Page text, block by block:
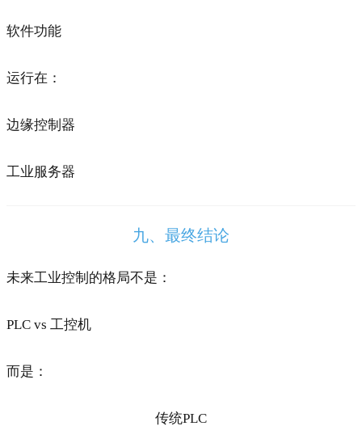
软件功能
运行在：
边缘控制器
工业服务器
九、最终结论
未来工业控制的格局不是：
PLC vs 工控机
而是：
传统PLC